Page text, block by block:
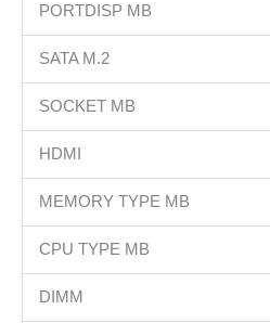
PORTDISP MB
SATA M.2
SOCKET MB
HDMI
MEMORY TYPE MB
CPU TYPE MB
DIMM